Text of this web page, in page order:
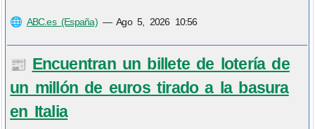
🌐 ABC.es (España)—Ago 5, 2026 10:56
📰 Encuentran un billete de lotería de
un millón de euros tirado a la basura
en Italia